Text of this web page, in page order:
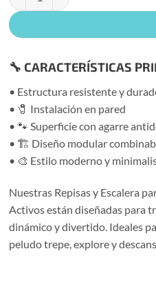
🔧 CARACTERÍSTICAS
• Estructura resistente y
• 🧷 Instalación en pared
• 🐾 Superficie con agarre
• 🏗️ Diseño modular
• 🎨 Estilo moderno y
Nuestras Repisas y Escalera
Activos están diseñadas para
dinámico y divertido. Ideales
peludo trepe, explore y